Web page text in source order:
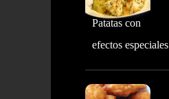
Patatas con
efectos especiales